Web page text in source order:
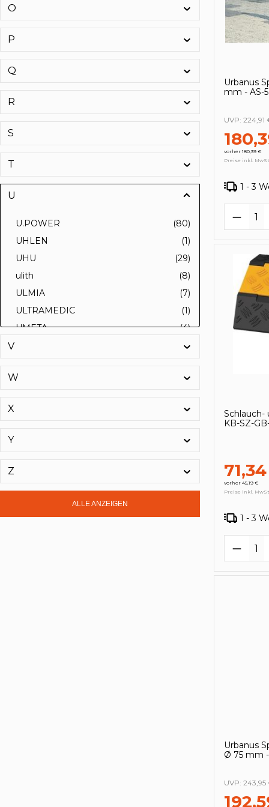
O
P
Q
R
S
T
U
(80)
U.POWER
(1)
UHLEN
(29)
UHU
(8)
ulith
(7)
ULMIA
(1)
ULTRAMEDIC
(4)
UMETA
(2)
(8)
UNILUX
(10)
(20)
URKO
V
W
X
Y
Z
ALLE ANZEIGEN
Urbanus
mm - AS-
vorher 180,39 €
UVP: 224,91
Preise inkl.
1 - 3
Schlauch-
KB-SZ-
vorher 45,19 €
Preise inkl.
1 - 3
Urbanus
Ø 75 mm -
UVP: 243,95